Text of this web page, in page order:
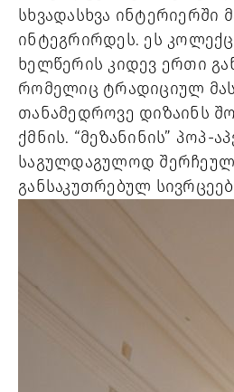
სხვადასხვა ინტერიერში
ინტეგრირდეს. ეს
ხელწერის კიდევ ერთი
რომელიც ტრადიციულ
თანამედროვე დიზაინს
ქმნის. “მეზანინის” პოპ-
საგულდაგულოდ
განსაკუთრებულ